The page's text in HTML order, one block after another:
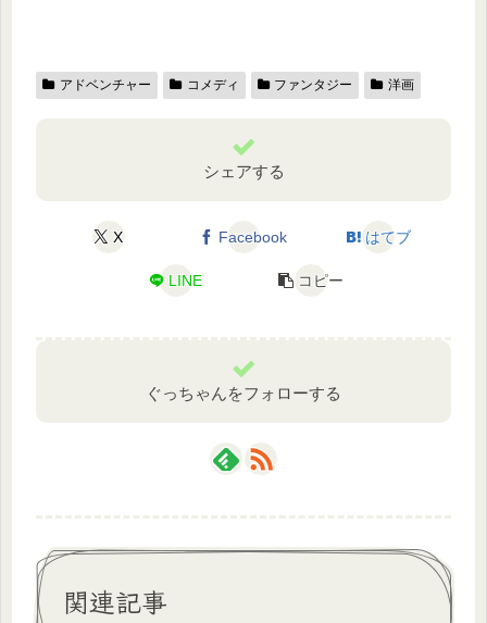
アドベンチャー コメディ ファンタジー 洋画
シェアする
X Facebook はてブ
LINE コピー
ぐっちゃんをフォローする
関連記事